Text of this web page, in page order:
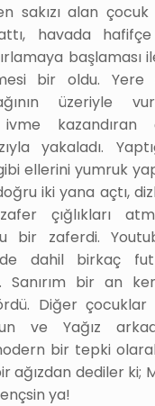
sakızı alan çocuk
havada
başlaması
bir oldu. Yere
üzeriyle
kazandıran
yakaladı.
ellerini yumruk
iki yana açtı,
çığlıkları
bir zaferdi.
dahil birkaç
Sanırım bir an
Diğer çocuklar
ve Yağız
bir tepki
ağızdan dediler ki;
ya!